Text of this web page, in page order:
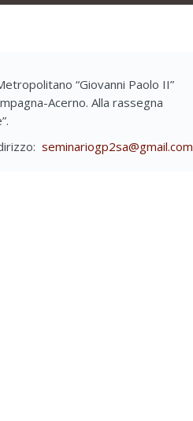
“Giovanni Paolo II”
Acerno. Alla rassegna
seminariogp2sa@gmail.com